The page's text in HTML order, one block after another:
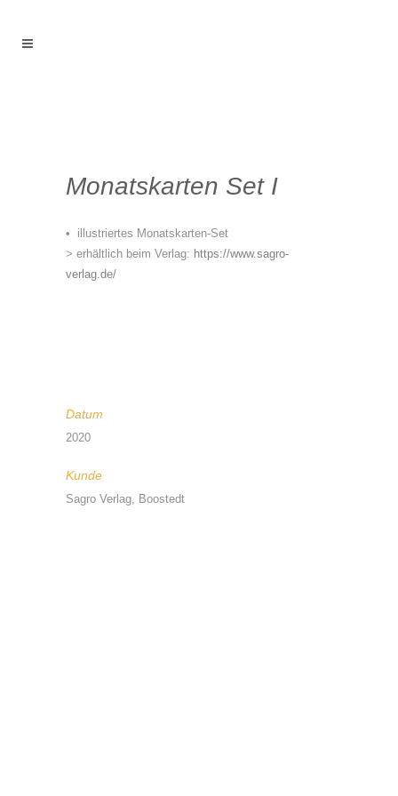
Monatskarten Set I
• illustriertes Monatskarten-Set
> erhältlich beim Verlag: https://www.sagro-
verlag.de/
Datum
2020
Kunde
Sagro Verlag, Boostedt